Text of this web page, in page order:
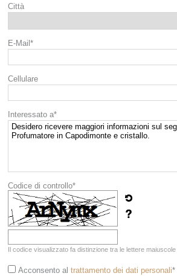
Città
E-Mail*
Cellulare
Interessato a*
Codice di controllo*
Il codice visualizzato fa distinzione tra le lettere maiuscole
Acconsento altrattamento dei dati personali*